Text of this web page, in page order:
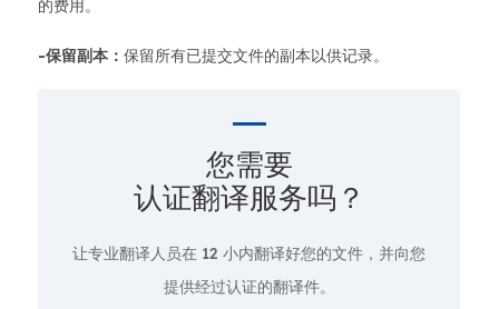
的费用。
-保留副本： 保留所有已提交文件的副本以供记录。
您需要
认证翻译服务吗？
让专业翻译人员在 12 小内翻译好您的文件，并向您
提供经过认证的翻译件。